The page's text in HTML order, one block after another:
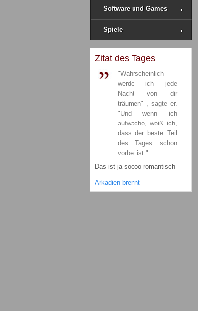
Software und Games
Spiele
Zitat des Tages
"Wahrscheinlich
werde ich jede
Nacht von dir
träumen" , sagte er.
"Und wenn ich
aufwache, weiß ich,
dass der beste Teil
des Tages schon
vorbei ist."
Das ist ja soooo romantisch
Arkadien brennt